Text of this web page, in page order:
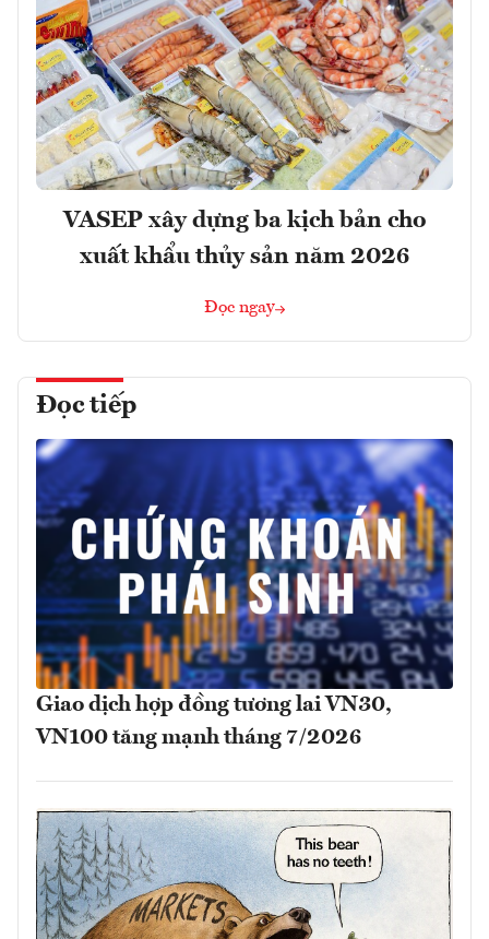
VASEP xây dựng ba kịch bản cho
xuất khẩu thủy sản năm 2026
Đọc ngay
Đọc tiếp
Giao dịch hợp đồng tương lai VN30,
VN100 tăng mạnh tháng 7/2026